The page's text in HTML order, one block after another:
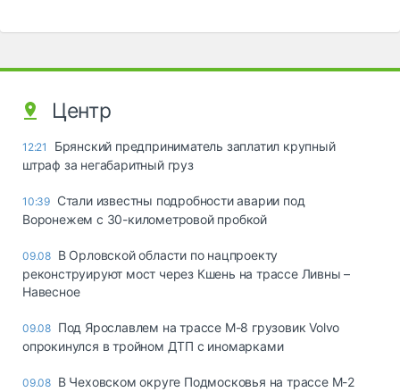
Центр
12:21
Брянский предприниматель заплатил крупный
штраф за негабаритный груз
10:39 Стали известны подробности аварии под
Воронежем с 30-километровой пробкой
09.08 В Орловской области по нацпроекту
реконструируют мост через Кшень на трассе Ливны –
Навесное
09.08 Под Ярославлем на трассе М-8 грузовик Volvo
опрокинулся в тройном ДТП с иномарками
09.08 В Чеховском округе Подмосковья на трассе М-2